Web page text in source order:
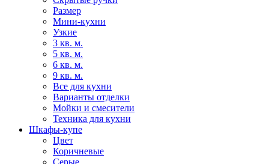
Размер
Мини-кухни
Узкие
3 кв. м.
5 кв. м.
6 кв. м.
9 кв. м.
Все для кухни
Варианты отделки
Мойки и смесители
Техника для кухни
Шкафы-купе
Цвет
Коричневые
Серые